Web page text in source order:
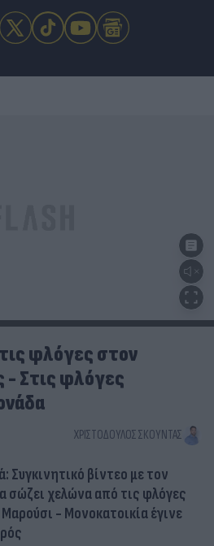
φλόγες στον
- Στις φλόγες
ΧΡΙΣΤΌΔΟΥΛΟΣ ΣΚΟΎΝΤΑΣ
βίντεο με τον
σώζει χελώνα από τις φλόγες
- Μονοκατοικία έγινε